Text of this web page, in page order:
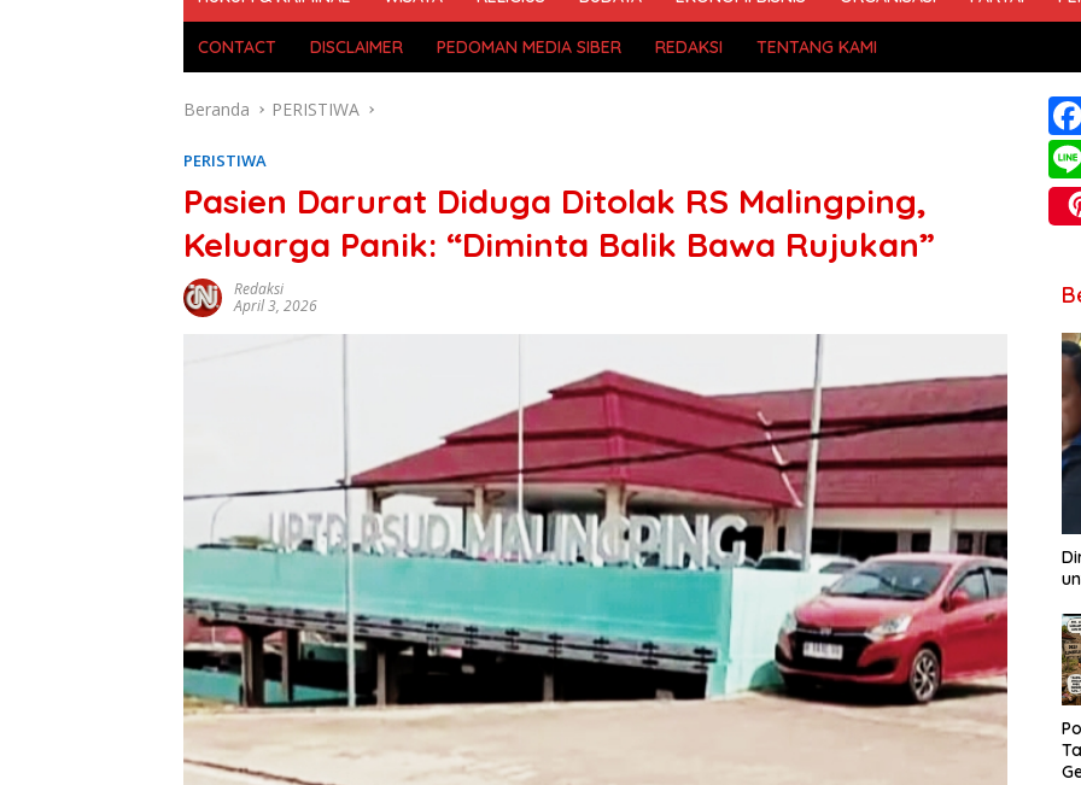
CONTACT DISCLAIMER PEDOMAN MEDIA SIBER REDAKSI TENTANG KAMI
Beranda PERISTIWA
PERISTIWA
Pasien Darurat Diduga Ditolak RS Malingping,
Keluarga Panik: “Diminta Balik Bawa Rujukan”
Redaksi
April 3, 2026